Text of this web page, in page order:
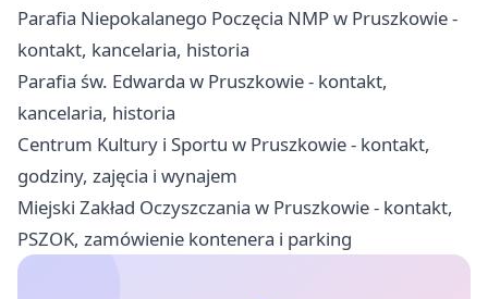
Parafia Niepokalanego Poczęcia NMP w Pruszkowie -
kontakt, kancelaria, historia
Parafia św. Edwarda w Pruszkowie - kontakt,
kancelaria, historia
Centrum Kultury i Sportu w Pruszkowie - kontakt,
godziny, zajęcia i wynajem
Miejski Zakład Oczyszczania w Pruszkowie - kontakt,
PSZOK, zamówienie kontenera i parking